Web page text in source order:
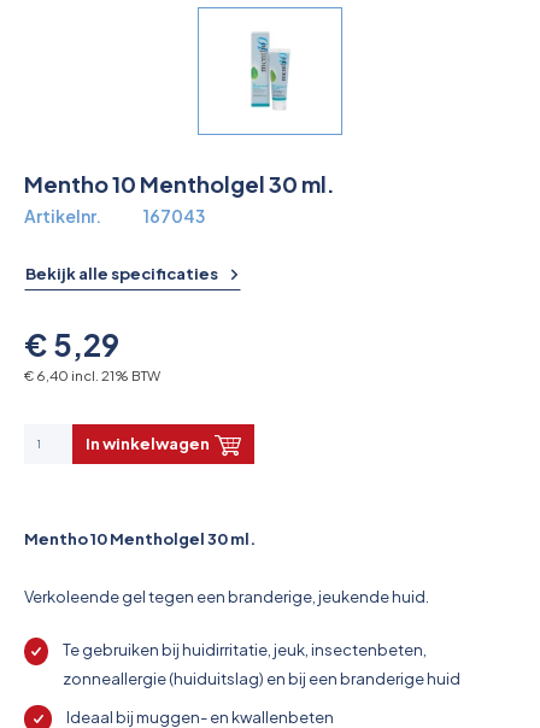
Verbandkoffers
Verbandmiddelen
Instrumenten
Pictogrammen
Mentho 10 Mentholgel 30 ml.
Artikelnr. 167043
Bekijk alle specificaties
€ 5,29
€ 6,40 incl. 21% BTW
In winkelwagen
Mentho 10 Mentholgel 30 ml.
Verkoleende gel tegen een branderige, jeukende huid.
Te gebruiken bij huidirritatie, jeuk, insectenbeten,
zonneallergie (huiduitslag) en bij een branderige huid
Ideaal bij muggen- en kwallenbeten